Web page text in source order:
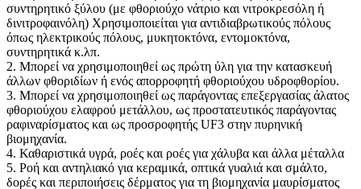
συντηρητικό ξύλου (με φθοριούχο νάτριο και νιτροκρεσόλη ή
δινιτροφαινόλη) Χρησιμοποιείται για αντιδιαβρωτικούς πόλους
όπως ηλεκτρικούς πόλους, μυκητοκτόνα, εντομοκτόνα,
συντηρητικά κ.λπ.
2. Μπορεί να χρησιμοποιηθεί ως πρώτη ύλη για την κατασκευή
άλλων φθοριδίων ή ενός απορροφητή φθοριούχου υδροφθορίου.
3. Μπορεί να χρησιμοποιηθεί ως παράγοντας επεξεργασίας άλατος
φθοριούχου ελαφρού μετάλλου, ως προστατευτικός παράγοντας
ραφιναρίσματος και ως προσροφητής UF3 στην πυρηνική
βιομηχανία.
4. Καθαριστικά υγρά, ροές και ροές για χάλυβα και άλλα μέταλλα
5. Ροή και αντηλιακό για κεραμικά, οπτικά γυαλιά και σμάλτο,
δορές και περιποιήσεις δέρματος για τη βιομηχανία μαυρίσματος